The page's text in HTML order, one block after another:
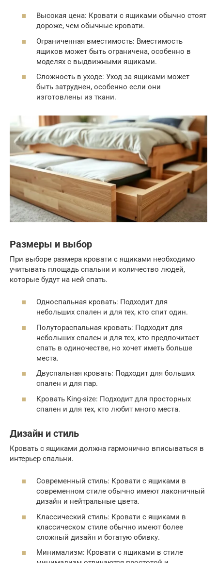
Высокая цена: Кровати с ящиками обычно стоят
дороже, чем обычные кровати.
Ограниченная вместимость: Вместимость
ящиков может быть ограничена, особенно в
моделях с выдвижными ящиками.
Сложность в уходе: Уход за ящиками может
быть затруднен, особенно если они
изготовлены из ткани.
Размеры и выбор
При выборе размера кровати с ящиками необходимо
учитывать площадь спальни и количество людей,
которые будут на ней спать.
Односпальная кровать: Подходит для
небольших спален и для тех, кто спит один.
Полутораспальная кровать: Подходит для
небольших спален и для тех, кто предпочитает
спать в одиночестве, но хочет иметь больше
места.
Двуспальная кровать: Подходит для больших
спален и для пар.
Кровать King-size: Подходит для просторных
спален и для тех, кто любит много места.
Дизайн и стиль
Кровать с ящиками должна гармонично вписываться в
интерьер спальни.
Современный стиль: Кровати с ящиками в
современном стиле обычно имеют лаконичный
дизайн и нейтральные цвета.
Классический стиль: Кровати с ящиками в
классическом стиле обычно имеют более
сложный дизайн и богатую обивку.
Минимализм: Кровати с ящиками в стиле